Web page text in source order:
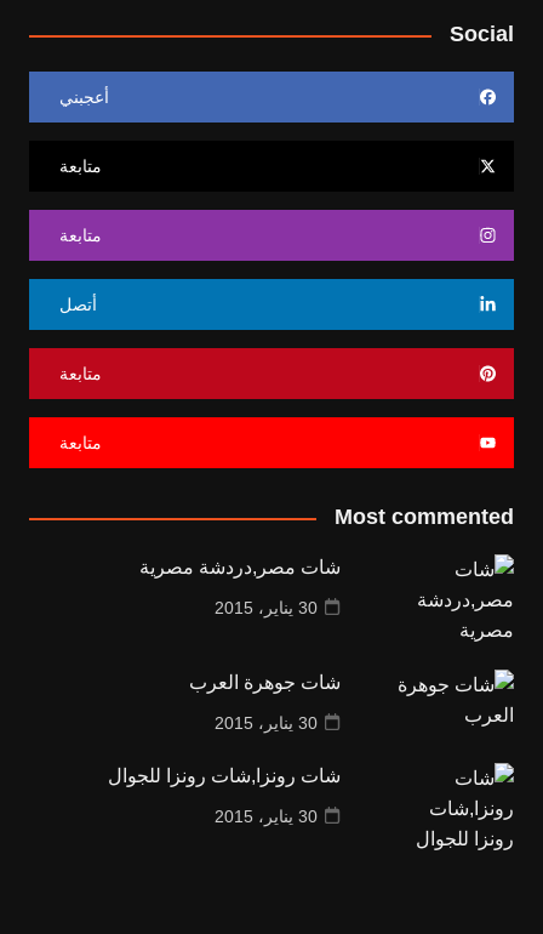
Social
أعجبني
متابعة
متابعة
أتصل
متابعة
متابعة
Most commented
شات مصر,دردشة مصرية
30 يناير، 2015
شات جوهرة العرب
30 يناير، 2015
شات رونزا,شات رونزا للجوال
30 يناير، 2015